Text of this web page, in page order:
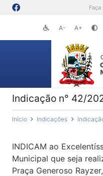
Faça
A- A+
Indicação n° 42/
Início Indicações
INDICAM ao
Municipal que seja
Praça Generoso